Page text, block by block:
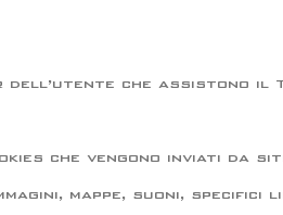
dell’utente che assistono il
che vengono inviati da
mappe, suoni, specifici